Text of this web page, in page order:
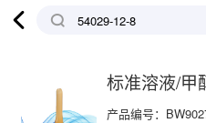

标准溶液/甲
产品编号：